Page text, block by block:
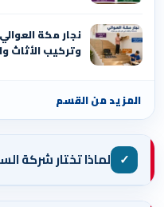
وتركيب الأثاث
المزيد من القسم
✓ لماذا تختار شركة